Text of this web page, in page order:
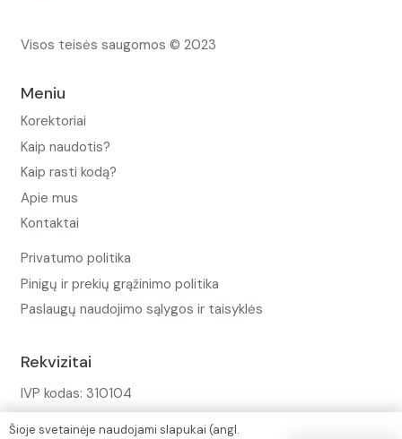
Visos teisės saugomos © 2023
Meniu
Korektoriai
Kaip naudotis?
Kaip rasti kodą?
Apie mus
Kontaktai
Privatumo politika
Pinigų ir prekių grąžinimo politika
Paslaugų naudojimo sąlygos ir taisyklės
Rekvizitai
IVP kodas: 310104
Šioje svetainėje naudojami slapukai (angl.